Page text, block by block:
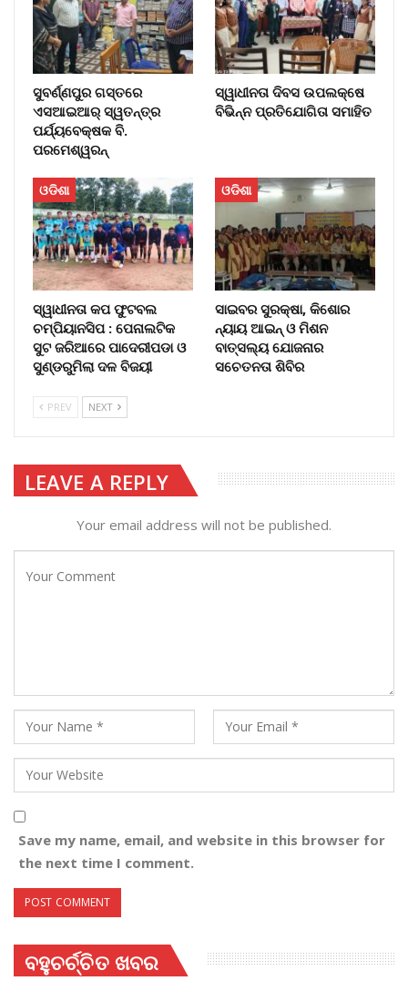
ସୁବର୍ଣ୍ଣପୁର ଗସ୍ତରେ
ଏସଆଇଆର୍ ସ୍ୱତନ୍ତ୍ର
ପର୍ଯ୍ୟବେକ୍ଷକ ବି.
ପରମେଶ୍ୱରନ୍
ସ୍ୱାଧୀନତା ଦିବସ ଉପଲକ୍ଷେ
ବିଭିନ୍ନ ପ୍ରତିଯୋଗିତା ସମାହିତ
ଓଡିଶା
ସ୍ୱାଧୀନତା କପ ଫୁଟବଲ
ଚମ୍ପିୟାନସିପ : ପେନାଲଟିକ
ସୁଟ ଜରିଆରେ ପାଦେରୀପଡା ଓ
ସୁଣ୍ଡରୁମିଲା ଦଳ ବିଜୟୀ
ଓଡିଶା
ସାଇବର ସୁରକ୍ଷା, କିଶୋର
ନ୍ୟାୟ ଆଇନ୍ ଓ ମିଶନ
ବାତ୍ସଲ୍ୟ ଯୋଜନାର
ସଚେତନତା ଶିବିର
PREV NEXT
LEAVE A REPLY
Your email address will not be published.
Save my name, email, and website in this browser for
the next time I comment.
ବହୁଚର୍ଚ୍ଚିତ ଖବର